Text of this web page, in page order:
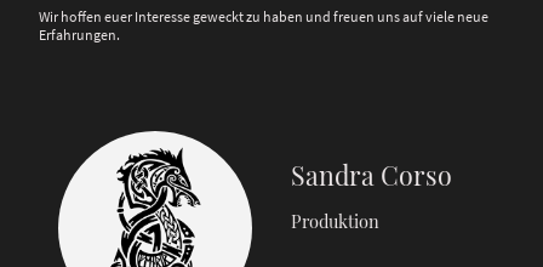
Wir hoffen euer Interesse geweckt zu haben und freuen uns auf viele neue
Erfahrungen.
Sandra Corso
Produktion